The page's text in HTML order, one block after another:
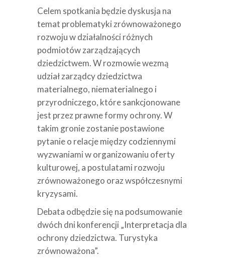
Celem spotkania będzie dyskusja na
temat problematyki zrównoważonego
rozwoju w działalności różnych
podmiotów zarządzających
dziedzictwem. W rozmowie wezmą
udział zarządcy dziedzictwa
materialnego, niematerialnego i
przyrodniczego, które sankcjonowane
jest przez prawne formy ochrony. W
takim gronie zostanie postawione
pytanie o relacje między codziennymi
wyzwaniami w organizowaniu oferty
kulturowej, a postulatami rozwoju
zrównoważonego oraz współczesnymi
kryzysami.
Debata odbędzie się na podsumowanie
dwóch dni konferencji „Interpretacja dla
ochrony dziedzictwa. Turystyka
zrównoważona”.